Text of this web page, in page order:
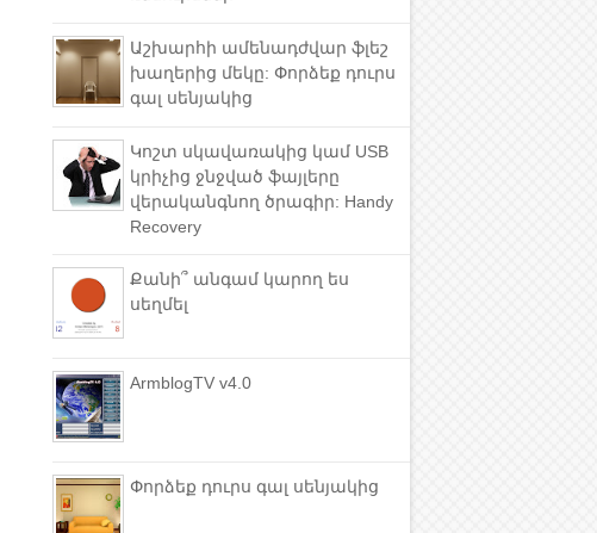
Աշխարհի ամենադժվար ֆլեշ
խաղերից մեկը: Փորձեք դուրս
գալ սենյակից
Կոշտ սկավառակից կամ USB
կրիչից ջնջված ֆայլերը
վերականգնող ծրագիր: Handy
Recovery
Քանի՞ անգամ կարող ես
սեղմել
ArmblogTV v4.0
Փորձեք դուրս գալ սենյակից